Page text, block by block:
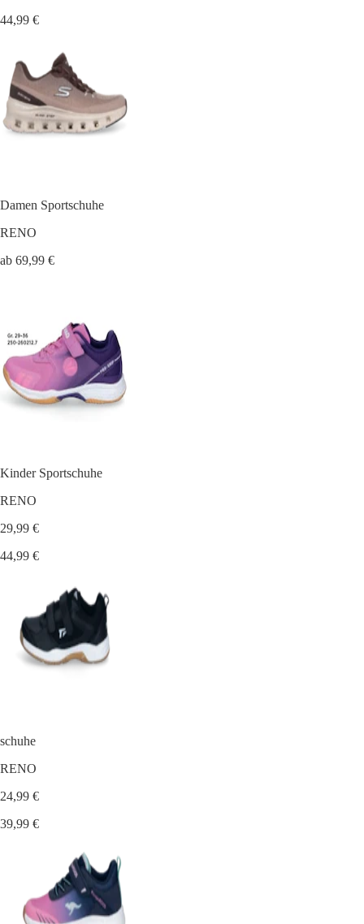
44,99 €
Damen Sportschuhe
RENO
ab 69,99 €
Kinder Sportschuhe
RENO
29,99 €
44,99 €
schuhe
RENO
24,99 €
39,99 €